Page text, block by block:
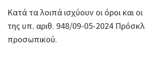
Κατά τα λοιπά ισχύουν οι όροι και
της υπ. αριθ. 948/09-05-2024
προσωπικού.